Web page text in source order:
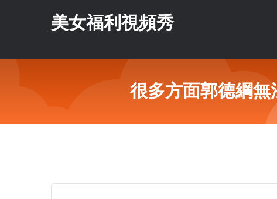
美女福利視頻秀
很多方面郭德綱